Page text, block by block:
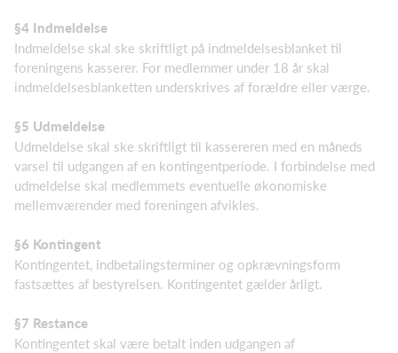
§4 Indmeldelse
Indmeldelse skal ske skriftligt på indmeldelsesblanket til
foreningens kasserer. For medlemmer under 18 år skal
indmeldelsesblanketten underskrives af forældre eller værge.
§5 Udmeldelse
Udmeldelse skal ske skriftligt til kassereren med en måneds
varsel til udgangen af en kontingentperiode. I forbindelse med
udmeldelse skal medlemmets eventuelle økonomiske
mellemværender med foreningen afvikles.
§6 Kontingent
Kontingentet, indbetalingsterminer og opkrævningsform
fastsættes af bestyrelsen. Kontingentet gælder årligt.
§7 Restance
Kontingentet skal være betalt inden udgangen af